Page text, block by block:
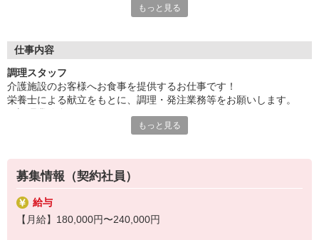
働いた分の給与を給料日前に受け取れる「給与前払い制度」を導
生制度です。※入社翌月の第5営業日より利用可能
もっと見る
仕事内容
調理スタッフ
介護施設のお客様へお食事を提供するお仕事です！
栄養士による献立をもとに、調理・発注業務等をお願いします。
・食材の発注、検品、在庫管理
・帳票類の作成、管理
イベント食にも力を入れており、企画提案もお願いします！
◆出来立て料理を提供
そよ風では、お客様に提供するお料理を厨房から直接お届けするた
もっと見る
募集情報（契約社員）
給与
【月給】180,000円〜240,000円